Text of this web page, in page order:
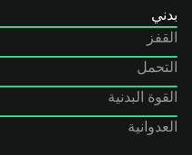
بدني
القفز
التحمل
القوة البدنية
العدوانية